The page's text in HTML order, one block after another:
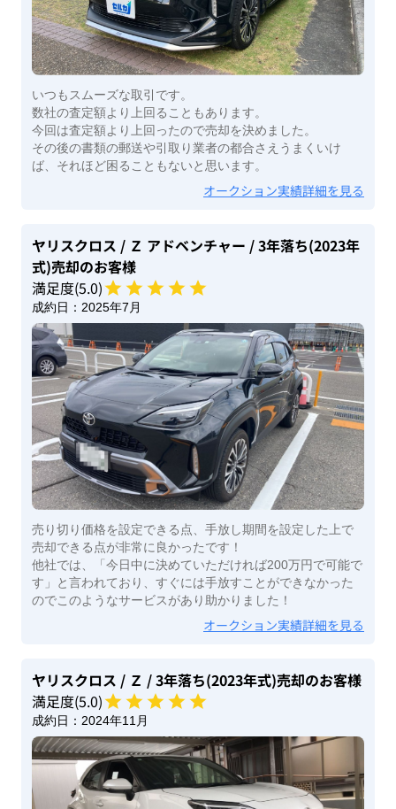
いつもスムーズな取引です。
数社の査定額より上回ることもあります。
今回は査定額より上回ったので売却を決めました。
その後の書類の郵送や引取り業者の都合さえうまくいけ
ば、それほど困ることもないと思います。
オークション実績詳細を見る
ヤリスクロス / Ｚ アドベンチャー / 3年落ち(2023年
式)売却のお客様
満足度(5.0)
成約日： 2025年7月
売り切り価格を設定できる点、手放し期間を設定した上で
売却できる点が非常に良かったです！
他社では、「今日中に決めていただければ200万円で可能で
す」と言われており、すぐには手放すことができなかった
のでこのようなサービスがあり助かりました！
オークション実績詳細を見る
ヤリスクロス / Ｚ / 3年落ち(2023年式)売却のお客様
満足度(5.0)
成約日： 2024年11月